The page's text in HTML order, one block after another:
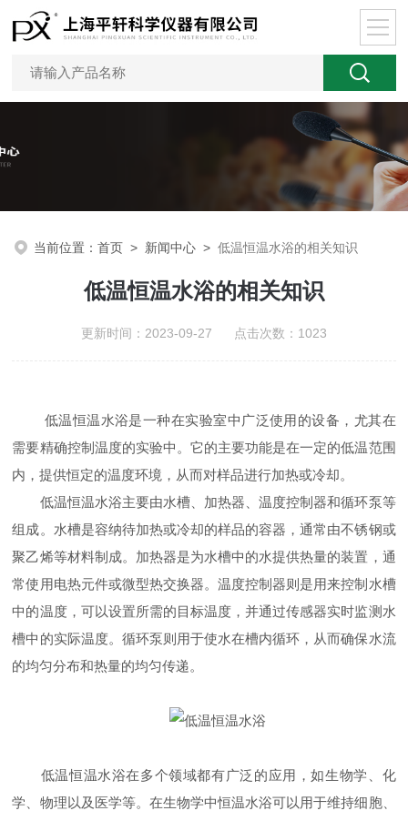
当前位置：首页 > 新闻中心 >低温恒温水浴的相关知识
低温恒温水浴的相关知识
更新时间：2023-09-27 点击次数：1023
低温恒温水浴是一种在实验室中广泛使用的设备，尤其在
需要精确控制温度的实验中。它的主要功能是在一定的低温范围
内，提供恒定的温度环境，从而对样品进行加热或冷却。
低温恒温水浴主要由水槽、加热器、温度控制器和循环泵等
组成。水槽是容纳待加热或冷却的样品的容器，通常由不锈钢或
聚乙烯等材料制成。加热器是为水槽中的水提供热量的装置，通
常使用电热元件或微型热交换器。温度控制器则是用来控制水槽
中的温度，可以设置所需的目标温度，并通过传感器实时监测水
槽中的实际温度。循环泵则用于使水在槽内循环，从而确保水流
的均匀分布和热量的均匀传递。
低温恒温水浴在多个领域都有广泛的应用，如生物学、化
学、物理以及医学等。在生物学中恒温水浴可以用于维持细胞、